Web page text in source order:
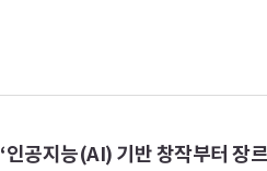
‘인공지능(AI) 기반 창작부터 장